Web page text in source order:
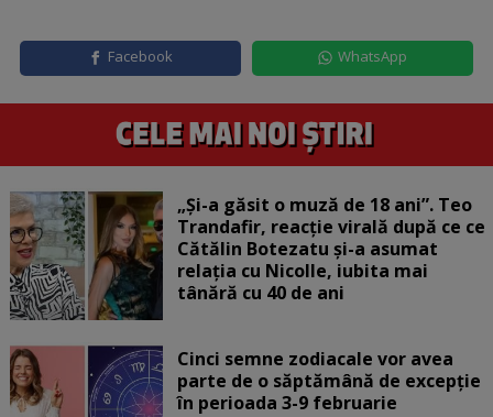
Facebook WhatsApp
„Și-a găsit o muză de 18 ani”. Teo
Trandafir, reacție virală după ce ce
Cătălin Botezatu și-a asumat
relația cu Nicolle, iubita mai
tânără cu 40 de ani
Cinci semne zodiacale vor avea
parte de o săptămână de excepție
în perioada 3-9 februarie